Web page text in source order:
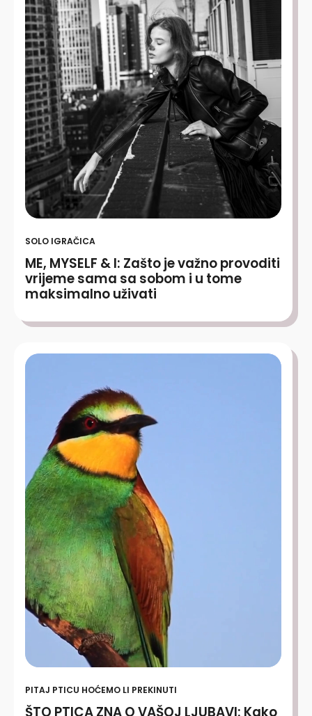
SOLO IGRAČICA
ME, MYSELF & I: Zašto je važno provoditi
vrijeme sama sa sobom i u tome
maksimalno uživati
PITAJ PTICU HOĆEMO LI PREKINUTI